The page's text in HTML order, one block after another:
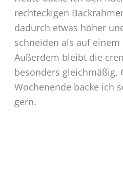
rechteckigen
dadurch etwas höher
schneiden als auf
Außerdem bleibt die
besonders gleichmäßig.
Wochenende backe ich
gern.